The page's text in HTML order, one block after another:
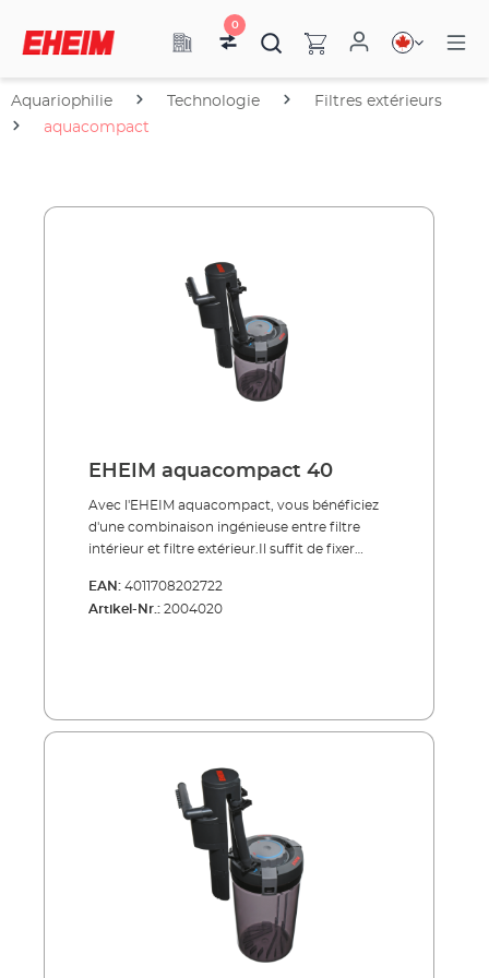
0
Aquariophilie Technologie
Filtres extérieurs
aquacompact
EHEIM aquacompact 40
Avec l'EHEIM aquacompact, vous bénéficiez
d'une combinaison ingénieuse entre filtre
intérieur et filtre extérieur.Il suffit de fixer
d'un raccord d'aspiration, d'un préfiltre et d'un
tuyau de refoulement, est suspendue dans
vie. Au démarrage, vous bénéficiez d'un auto-
réglez facilement le débit sur la cuve du filtre.
Et grâce à la canne de rejet, vous obtenez un
mouvement de surface proche de celui de la
nature. Il existe 2 modèles pour les aquariums
de 20 à 60 l. Tous deux sont en-tièrement
équipés de médias filtrants et prêts à
l'emploi.Avantages de l'EHEIM
aquacompactFiltration hautement efficace
pour les aquariums de petites taillesGrande
capacité de filtrationDémarrage automatique
EAN: 4011708202722
Artikel-Nr.: 2004020